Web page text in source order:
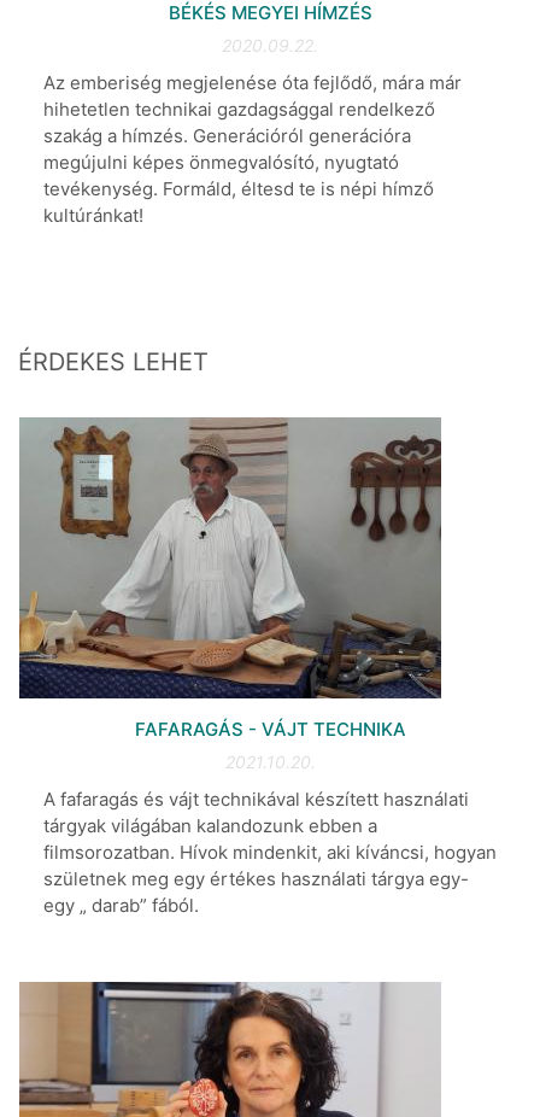
BÉKÉS MEGYEI HÍMZÉS
2020.09.22.
Az emberiség megjelenése óta fejlődő, mára már
hihetetlen technikai gazdagsággal rendelkező
szakág a hímzés. Generációról generációra
megújulni képes önmegvalósító, nyugtató
tevékenység. Formáld, éltesd te is népi hímző
kultúránkat!
ÉRDEKES LEHET
FAFARAGÁS - VÁJT TECHNIKA
2021.10.20.
A fafaragás és vájt technikával készített használati
tárgyak világában kalandozunk ebben a
filmsorozatban. Hívok mindenkit, aki kíváncsi, hogyan
születnek meg egy értékes használati tárgya egy-
egy „ darab” fából.